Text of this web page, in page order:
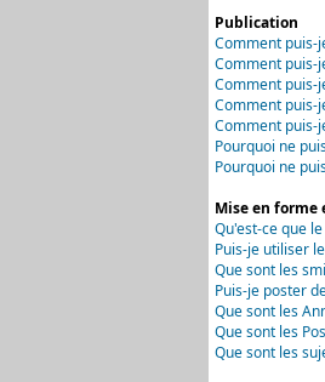
Publication
Comment puis-
Comment puis-
Comment puis-
Comment puis-
Comment puis-
Pourquoi ne
Pourquoi ne
Mise en forme
Qu'est-ce que le
Puis-je utiliser
Que sont les
Puis-je poster
Que sont les
Que sont les
Que sont les